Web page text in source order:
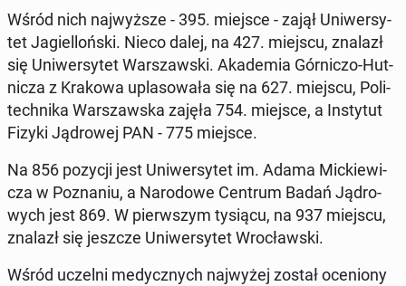
Wśród nich naj­wyż­sze - 395. miejsce - zajął Uni­wer­sy­
tet Ja­giel­loń­ski. Nieco dalej, na 427. miejscu, znalazł
się Uni­wer­sy­tet War­szaw­ski. Aka­de­mia Gór­ni­czo-Hut­
ni­cza z Krakowa upla­so­wa­ła się na 627. miejscu, Po­li­
tech­ni­ka War­szaw­ska zajęła 754. miejsce, a In­sty­tut
Fizyki Ją­dro­wej PAN - 775 miejsce.
Na 856 pozycji jest Uni­wer­sy­tet im. Adama Mic­kie­wi­
cza w Po­zna­niu, a Na­ro­do­we Centrum Badań Ją­dro­
wych jest 869. W pierw­szym tysiącu, na 937 miejscu,
znalazł się jeszcze Uni­wer­sy­tet Wro­cław­ski.
Wśród uczelni me­dycz­nych naj­wy­żej został oce­nio­ny